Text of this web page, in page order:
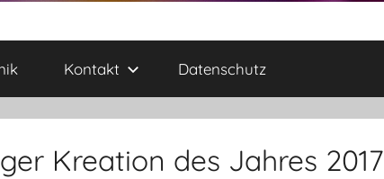
Kontakt Datenschutz
Kreation des Jahres 2017